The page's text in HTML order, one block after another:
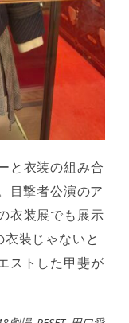
と衣装の組み合
目撃者公演のア
衣装展でも展示
装じゃないと
ストした甲斐が